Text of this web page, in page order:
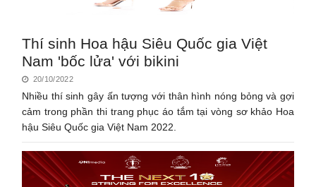
Thí sinh Hoa hậu Siêu Quốc gia Việt
Nam 'bốc lửa' với bikini
20/10/2022
Nhiều thí sinh gây ấn tượng với thân hình nóng bỏng và gợi
cảm trong phần thi trang phục áo tắm tại vòng sơ khảo Hoa
hậu Siêu Quốc gia Việt Nam 2022.